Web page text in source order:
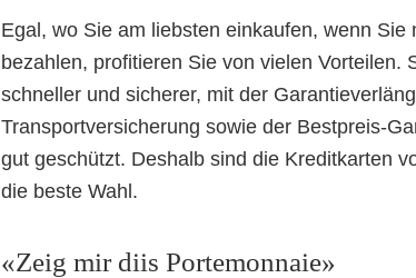
Egal, wo Sie am liebsten einkaufen, wenn Sie
bezahlen, profitieren Sie von vielen Vorteilen.
schneller und sicherer, mit der
Transportversicherung sowie der Bestpreis-
gut geschützt. Deshalb sind die Kreditkarten
die beste Wahl.
«Zeig mir diis Portemonnaie»